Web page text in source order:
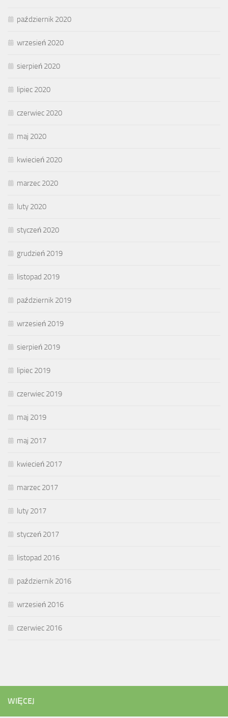
październik 2020
wrzesień 2020
sierpień 2020
lipiec 2020
czerwiec 2020
maj 2020
kwiecień 2020
marzec 2020
luty 2020
styczeń 2020
grudzień 2019
listopad 2019
październik 2019
wrzesień 2019
sierpień 2019
lipiec 2019
czerwiec 2019
maj 2019
maj 2017
kwiecień 2017
marzec 2017
luty 2017
styczeń 2017
listopad 2016
październik 2016
wrzesień 2016
czerwiec 2016
WIĘCEJ